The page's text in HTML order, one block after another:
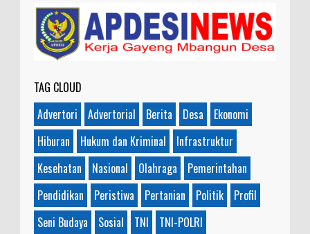
Makanya jangan mau jadi guru
honorer
TAG CLOUD
Advertori
Advertorial Berita Desa
Ekonomi
Hiburan
Hukum dan Kriminal
Infrastruktur
Kesehatan
Nasional Olahraga
Pemerintahan
Pendidikan
Peristiwa Pertanian Politik
Profil
Seni Budaya
Sosial TNI TNI-POLRI